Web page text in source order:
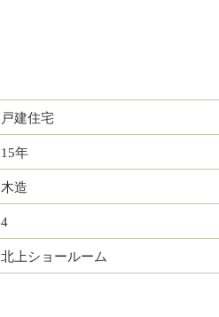
戸建住宅
15年
木造
4
北上ショールーム